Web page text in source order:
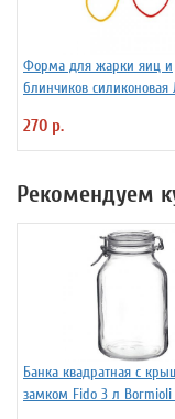
Форма для жарки яиц и
блинчиков силиконовая
270 р.
Рекомендуем
Банка квадратная с
замком Fido 3 л Bormioli